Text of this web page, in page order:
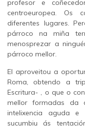
profesor e
centroeuropea. Os
diferentes lugares.
párroco na miña
menosprezar a
párroco mellor.
El aproveitou a
Roma, obtendo a
Escritura- , o que o
mellor formadas da
intelixencia aguda e
sucumbiu ás